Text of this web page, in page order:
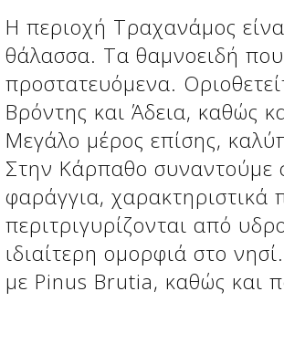
Η περιοχή Τραχανάμος
θάλασσα. Τα θαμνοειδή
προστατευόμενα.
Βρόντης και Άδεια, καθώς
Μεγάλο μέρος επίσης,
Στην Κάρπαθο συναντούμε
φαράγγια,
περιτριγυρίζονται από
ιδιαίτερη ομορφιά στο
με Pinus Brutia, καθώς και